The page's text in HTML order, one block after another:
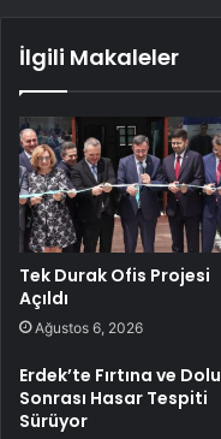
İlgili Makaleler
Tek Durak Ofis Projesi
Açıldı
Ağustos 6, 2026
Erdek’te Fırtına ve Dolu
Sonrası Hasar Tespiti
Sürüyor